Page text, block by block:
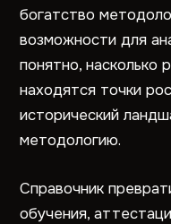
богатство
возможности для
понятно, насколько
находятся точки
исторический
методологию.
Справочник
обучения,